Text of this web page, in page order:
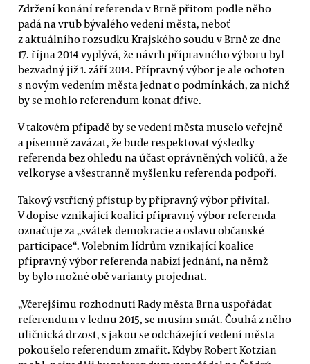
Zdržení konání referenda v Brně přitom podle něho
padá na vrub bývalého vedení města, neboť
z aktuálního rozsudku Krajského soudu v Brně ze dne
17. října 2014 vyplývá, že návrh přípravného výboru byl
bezvadný již 1. září 2014. Přípravný výbor je ale ochoten
s novým vedením města jednat o podmínkách, za nichž
by se mohlo referendum konat dříve.
V takovém případě by se vedení města muselo veřejně
a písemně zavázat, že bude respektovat výsledky
referenda bez ohledu na účast oprávněných voličů, a že
velkoryse a všestranně myšlenku referenda podpoří.
Takový vstřícný přístup by přípravný výbor přivítal.
V dopise vznikající koalici přípravný výbor referenda
označuje za „svátek demokracie a oslavu občanské
participace“. Volebním lídrům vznikající koalice
přípravný výbor referenda nabízí jednání, na němž
by bylo možné obě varianty projednat.
„Včerejšímu rozhodnutí Rady města Brna uspořádat
referendum v lednu 2015, se musím smát. Čouhá z něho
uličnická drzost, s jakou se odcházející vedení města
pokoušelo referendum zmařit. Kdyby Robert Kotzian